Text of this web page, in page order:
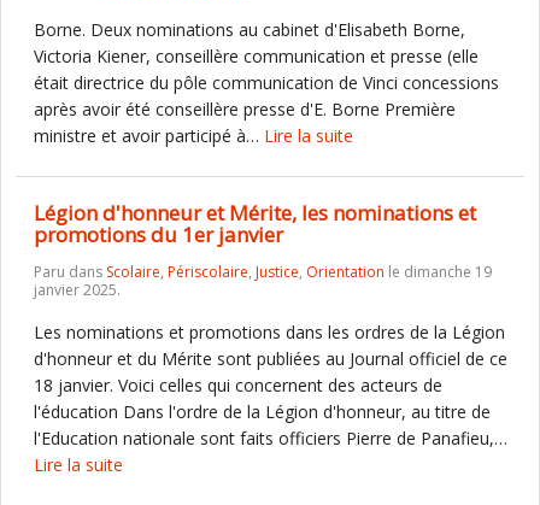
Borne. Deux nominations au cabinet d'Elisabeth Borne,
Victoria Kiener, conseillère communication et presse (elle
était directrice du pôle communication de Vinci concessions
après avoir été conseillère presse d'E. Borne Première
ministre et avoir participé à… Lire la suite
Légion d'honneur et Mérite, les nominations et
promotions du 1er janvier
Paru dans Scolaire, Périscolaire, Justice, Orientation le dimanche 19
janvier 2025.
Les nominations et promotions dans les ordres de la Légion
d'honneur et du Mérite sont publiées au Journal officiel de ce
18 janvier. Voici celles qui concernent des acteurs de
l'éducation Dans l'ordre de la Légion d'honneur, au titre de
l'Education nationale sont faits officiers Pierre de Panafieu,…
Lire la suite